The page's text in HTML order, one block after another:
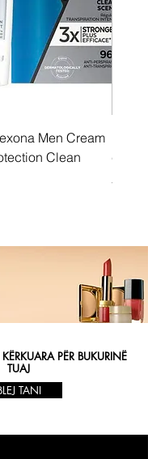
Men Cream
Clean
Price
5,55 €
PËR BUKURINË
TUAJ
TANI